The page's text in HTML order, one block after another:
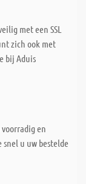
met een SSL
zich ook met
bij Aduis
en
snel u uw bestelde